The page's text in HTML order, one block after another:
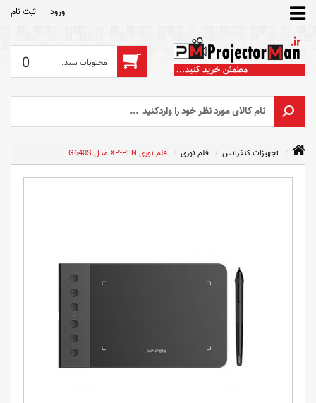
ورود ثبت‌ نام
0
تجهیزات کنفرانس قلم نوری قلم نوری XP-PEN مدل G640S